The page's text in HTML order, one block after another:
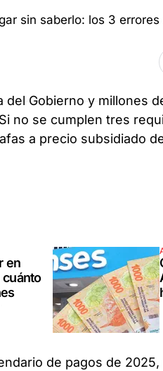
del Gobierno y millones
no se cumplen tres
a precio subsidiado
en
de pagos de